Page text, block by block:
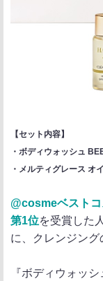
【セット内容】
・ボディウォッシュ
・メルティグレース オ
@cosmeベスト
第1位を受賞した
に、クレンジング
『ボディウォッ